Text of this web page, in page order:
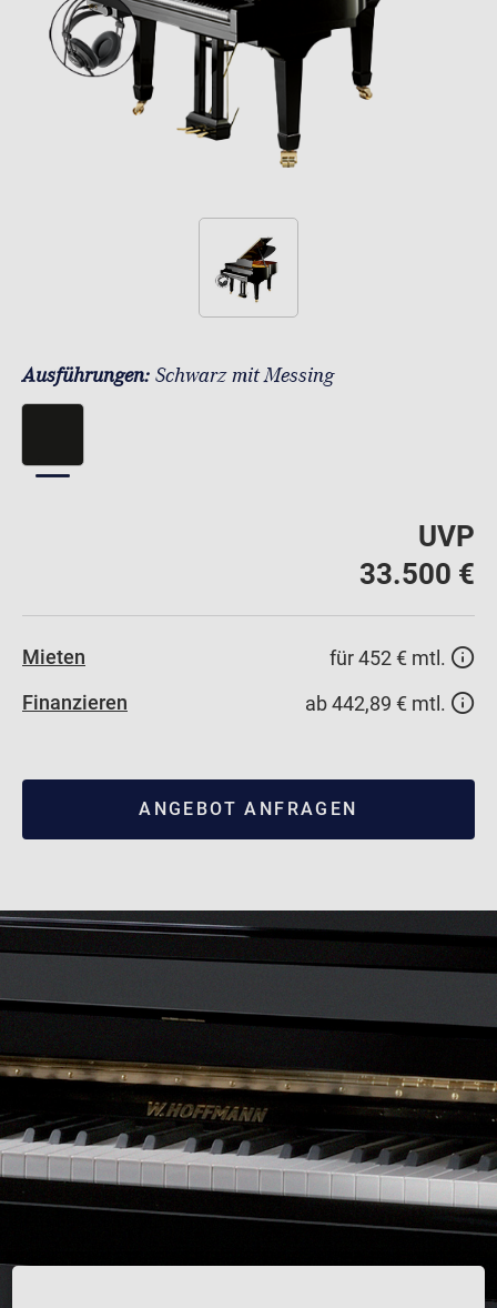
Ausführungen: Schwarz mit Messing
UVP
33.500 €
Mieten
für 452 € mtl.
Finanzieren
ab 442,89 € mtl.
ANGEBOT ANFRAGEN